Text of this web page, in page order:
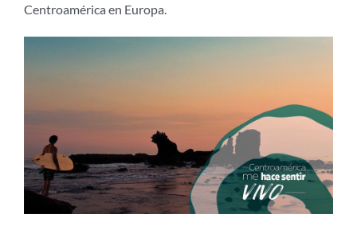
Centroamérica en Europa.